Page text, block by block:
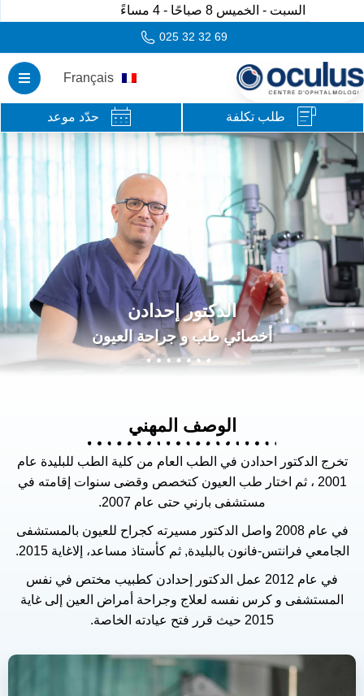
السبت - الخميس 8 صباحًا - 4 مساءً
025 32 32 69
Français
طلب تكلفة حدّد موعد
الدكتور إحدادن
أخصائي طب و جراحة العيون
الوصف المهني
تخرج الدكتور احدادن في الطب العام من كلية الطب للبليدة عام
2001 ، ثم اختار طب العيون كتخصص وقضى سنوات إقامته في
مستشفى بارني حتى عام 2007.
في عام 2008 واصل الدكتور مسيرته كجراح للعيون بالمستشفى
الجامعي فرانتس-فانون بالبليدة, ثم كأستاذ مساعد، إلاغاية 2015.
في عام 2012 عمل الدكتور إحدادن كطبيب مختص في نفس
المستشفى و كرس نفسه لعلاج وجراحة أمراض العين إلى غاية
2015 حيث قرر فتح عيادته الخاصة.